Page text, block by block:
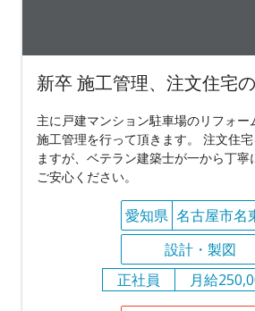
新卒 施工管理、注文住宅
主に戸建マンション駐車場のリフォ
施工管理を行って頂きます。 注文住
ますが、ベテラン建築士が一から丁寧
ご安心ください。
愛知県 名古屋市名
設計・製図
正社員
月給